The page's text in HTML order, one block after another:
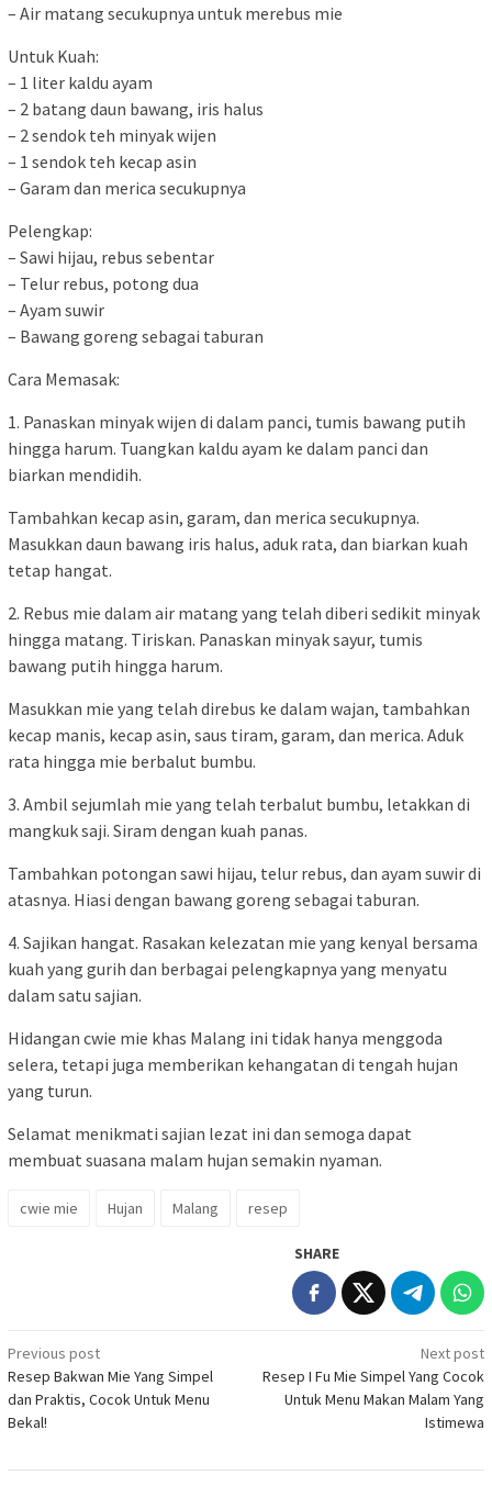
– Air matang secukupnya untuk merebus mie
Untuk Kuah:
– 1 liter kaldu ayam
– 2 batang daun bawang, iris halus
– 2 sendok teh minyak wijen
– 1 sendok teh kecap asin
– Garam dan merica secukupnya
Pelengkap:
– Sawi hijau, rebus sebentar
– Telur rebus, potong dua
– Ayam suwir
– Bawang goreng sebagai taburan
Cara Memasak:
1. Panaskan minyak wijen di dalam panci, tumis bawang putih
hingga harum. Tuangkan kaldu ayam ke dalam panci dan
biarkan mendidih.
Tambahkan kecap asin, garam, dan merica secukupnya.
Masukkan daun bawang iris halus, aduk rata, dan biarkan kuah
tetap hangat.
2. Rebus mie dalam air matang yang telah diberi sedikit minyak
hingga matang. Tiriskan. Panaskan minyak sayur, tumis
bawang putih hingga harum.
Masukkan mie yang telah direbus ke dalam wajan, tambahkan
kecap manis, kecap asin, saus tiram, garam, dan merica. Aduk
rata hingga mie berbalut bumbu.
3. Ambil sejumlah mie yang telah terbalut bumbu, letakkan di
mangkuk saji. Siram dengan kuah panas.
Tambahkan potongan sawi hijau, telur rebus, dan ayam suwir di
atasnya. Hiasi dengan bawang goreng sebagai taburan.
4. Sajikan hangat. Rasakan kelezatan mie yang kenyal bersama
kuah yang gurih dan berbagai pelengkapnya yang menyatu
dalam satu sajian.
Hidangan cwie mie khas Malang ini tidak hanya menggoda
selera, tetapi juga memberikan kehangatan di tengah hujan
yang turun.
Selamat menikmati sajian lezat ini dan semoga dapat
membuat suasana malam hujan semakin nyaman.
cwie mie Hujan Malang resep
SHARE
Post
navigation
Previous post
Resep Bakwan Mie Yang Simpel
dan Praktis, Cocok Untuk Menu
Bekal!
Next post
Resep I Fu Mie Simpel Yang Cocok
Untuk Menu Makan Malam Yang
Istimewa